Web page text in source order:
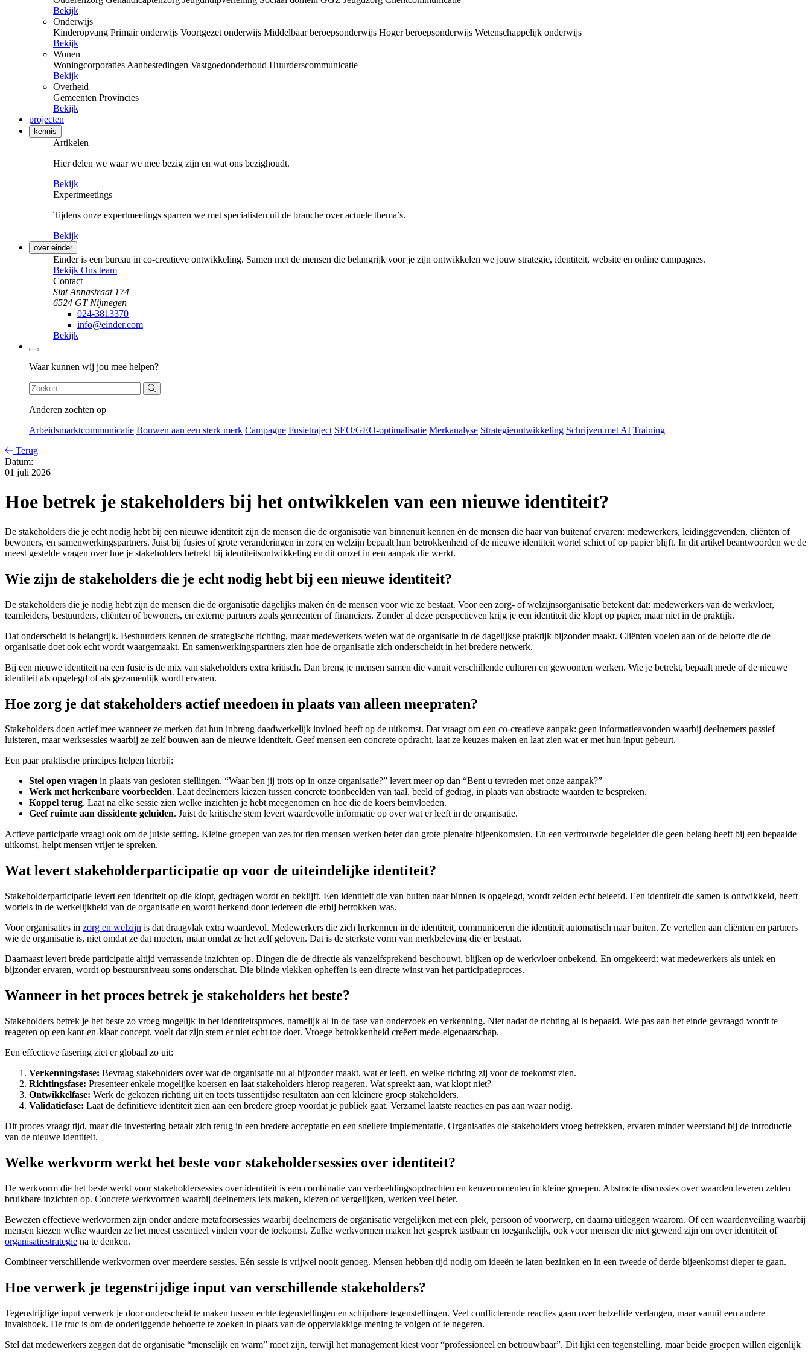
Bekijk
Onderwijs
Kinderopvang Primair onderwijs Voortgezet onderwijs Middelbaar beroepsonderwijs Hoger beroepsonderwijs Wetenschappelijk onderwijs
Bekijk
Wonen
Woningcorporaties Aanbestedingen Vastgoedonderhoud Huurderscommunicatie
Bekijk
Overheid
Gemeenten Provincies
Bekijk
projecten
kennis
Artikelen
Hier delen we waar we mee bezig zijn en wat ons bezighoudt.
Bekijk
Expertmeetings
Tijdens onze expertmeetings sparren we met specialisten uit de branche over actuele thema’s.
Bekijk
over einder
Einder is een bureau in co-creatieve ontwikkeling. Samen met de mensen die belangrijk voor je zijn ontwikkelen we jouw strategie, identiteit, website en online campagnes.
Bekijk Ons team
Contact
Sint Annastraat 174
6524 GT Nijmegen
024-3813370
info@einder.com
Bekijk
Zoeken
Waar kunnen wij jou mee helpen?
Anderen zochten op
Arbeidsmarktcommunicatie Bouwen aan een sterk merk Campagne Fusietraject SEO/GEO-optimalisatie Merkanalyse Strategieontwikkeling Schrijven met AI Training
Terug
Datum:
01 juli 2026
Hoe betrek je stakeholders bij het ontwikkelen van een nieuwe identiteit?
De stakeholders die je echt nodig hebt bij een nieuwe identiteit zijn de mensen die de organisatie van binnenuit kennen én de mensen die haar van buitenaf ervaren: medewerkers, leidinggevenden, cliënten of
bewoners, en samenwerkingspartners. Juist bij fusies of grote veranderingen in zorg en welzijn bepaalt hun betrokkenheid of de nieuwe identiteit wortel schiet of op papier blijft. In dit artikel beantwoorden we de
meest gestelde vragen over hoe je stakeholders betrekt bij identiteitsontwikkeling en dit omzet in een aanpak die werkt.
Wie zijn de stakeholders die je echt nodig hebt bij een nieuwe identiteit?
De stakeholders die je nodig hebt zijn de mensen die de organisatie dagelijks maken én de mensen voor wie ze bestaat. Voor een zorg- of welzijnsorganisatie betekent dat: medewerkers van de werkvloer,
teamleiders, bestuurders, cliënten of bewoners, en externe partners zoals gemeenten of financiers. Zonder al deze perspectieven krijg je een identiteit die klopt op papier, maar niet in de praktijk.
Dat onderscheid is belangrijk. Bestuurders kennen de strategische richting, maar medewerkers weten wat de organisatie in de dagelijkse praktijk bijzonder maakt. Cliënten voelen aan of de belofte die de
organisatie doet ook echt wordt waargemaakt. En samenwerkingspartners zien hoe de organisatie zich onderscheidt in het bredere netwerk.
Bij een nieuwe identiteit na een fusie is de mix van stakeholders extra kritisch. Dan breng je mensen samen die vanuit verschillende culturen en gewoonten werken. Wie je betrekt, bepaalt mede of de nieuwe
identiteit als opgelegd of als gezamenlijk wordt ervaren.
Hoe zorg je dat stakeholders actief meedoen in plaats van alleen meepraten?
Stakeholders doen actief mee wanneer ze merken dat hun inbreng daadwerkelijk invloed heeft op de uitkomst. Dat vraagt om een co-creatieve aanpak: geen informatieavonden waarbij deelnemers passief
luisteren, maar werksessies waarbij ze zelf bouwen aan de nieuwe identiteit. Geef mensen een concrete opdracht, laat ze keuzes maken en laat zien wat er met hun input gebeurt.
Een paar praktische principes helpen hierbij:
Stel open vragen in plaats van gesloten stellingen. “Waar ben jij trots op in onze organisatie?” levert meer op dan “Bent u tevreden met onze aanpak?”
Werk met herkenbare voorbeelden. Laat deelnemers kiezen tussen concrete toonbeelden van taal, beeld of gedrag, in plaats van abstracte waarden te bespreken.
Koppel terug. Laat na elke sessie zien welke inzichten je hebt meegenomen en hoe die de koers beïnvloeden.
Geef ruimte aan dissidente geluiden. Juist de kritische stem levert waardevolle informatie op over wat er leeft in de organisatie.
Actieve participatie vraagt ook om de juiste setting. Kleine groepen van zes tot tien mensen werken beter dan grote plenaire bijeenkomsten. En een vertrouwde begeleider die geen belang heeft bij een bepaalde
uitkomst, helpt mensen vrijer te spreken.
Wat levert stakeholderparticipatie op voor de uiteindelijke identiteit?
Stakeholderparticipatie levert een identiteit op die klopt, gedragen wordt en beklijft. Een identiteit die van buiten naar binnen is opgelegd, wordt zelden echt beleefd. Een identiteit die samen is ontwikkeld, heeft
wortels in de werkelijkheid van de organisatie en wordt herkend door iedereen die erbij betrokken was.
Voor organisaties in zorg en welzijn is dat draagvlak extra waardevol. Medewerkers die zich herkennen in de identiteit, communiceren die identiteit automatisch naar buiten. Ze vertellen aan cliënten en partners
wie de organisatie is, niet omdat ze dat moeten, maar omdat ze het zelf geloven. Dat is de sterkste vorm van merkbeleving die er bestaat.
Daarnaast levert brede participatie altijd verrassende inzichten op. Dingen die de directie als vanzelfsprekend beschouwt, blijken op de werkvloer onbekend. En omgekeerd: wat medewerkers als uniek en
bijzonder ervaren, wordt op bestuursniveau soms onderschat. Die blinde vlekken opheffen is een directe winst van het participatieproces.
Wanneer in het proces betrek je stakeholders het beste?
Stakeholders betrek je het beste zo vroeg mogelijk in het identiteitsproces, namelijk al in de fase van onderzoek en verkenning. Niet nadat de richting al is bepaald. Wie pas aan het einde gevraagd wordt te
reageren op een kant-en-klaar concept, voelt dat zijn stem er niet echt toe doet. Vroege betrokkenheid creëert mede-eigenaarschap.
Een effectieve fasering ziet er globaal zo uit:
Verkenningsfase: Bevraag stakeholders over wat de organisatie nu al bijzonder maakt, wat er leeft, en welke richting zij voor de toekomst zien.
Richtingsfase: Presenteer enkele mogelijke koersen en laat stakeholders hierop reageren. Wat spreekt aan, wat klopt niet?
Ontwikkelfase: Werk de gekozen richting uit en toets tussentijdse resultaten aan een kleinere groep stakeholders.
Validatiefase: Laat de definitieve identiteit zien aan een bredere groep voordat je publiek gaat. Verzamel laatste reacties en pas aan waar nodig.
Dit proces vraagt tijd, maar die investering betaalt zich terug in een bredere acceptatie en een snellere implementatie. Organisaties die stakeholders vroeg betrekken, ervaren minder weerstand bij de introductie
van de nieuwe identiteit.
Welke werkvorm werkt het beste voor stakeholdersessies over identiteit?
De werkvorm die het beste werkt voor stakeholdersessies over identiteit is een combinatie van verbeeldingsopdrachten en keuzemomenten in kleine groepen. Abstracte discussies over waarden leveren zelden
bruikbare inzichten op. Concrete werkvormen waarbij deelnemers iets maken, kiezen of vergelijken, werken veel beter.
Bewezen effectieve werkvormen zijn onder andere metafoorsessies waarbij deelnemers de organisatie vergelijken met een plek, persoon of voorwerp, en daarna uitleggen waarom. Of een waardenveiling waarbij
mensen kiezen welke waarden ze het meest essentieel vinden voor de toekomst. Zulke werkvormen maken het gesprek tastbaar en toegankelijk, ook voor mensen die niet gewend zijn om over identiteit of
organisatiestrategie na te denken.
Combineer verschillende werkvormen over meerdere sessies. Eén sessie is vrijwel nooit genoeg. Mensen hebben tijd nodig om ideeën te laten bezinken en in een tweede of derde bijeenkomst dieper te gaan.
Hoe verwerk je tegenstrijdige input van verschillende stakeholders?
Tegenstrijdige input verwerk je door onderscheid te maken tussen echte tegenstellingen en schijnbare tegenstellingen. Veel conflicterende reacties gaan over hetzelfde verlangen, maar vanuit een andere
invalshoek. De truc is om de onderliggende behoefte te zoeken in plaats van de oppervlakkige mening te volgen of te negeren.
Stel dat medewerkers zeggen dat de organisatie “menselijk en warm” moet zijn, terwijl het management kiest voor “professioneel en betrouwbaar”. Dit lijkt een tegenstelling, maar beide groepen willen eigenlijk